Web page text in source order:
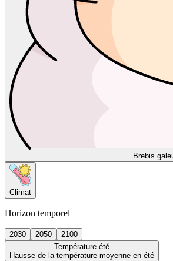
Brebis
Climat
Horizon temporel
2030 2050
2100
Température été
Hausse de la température moyenne en été